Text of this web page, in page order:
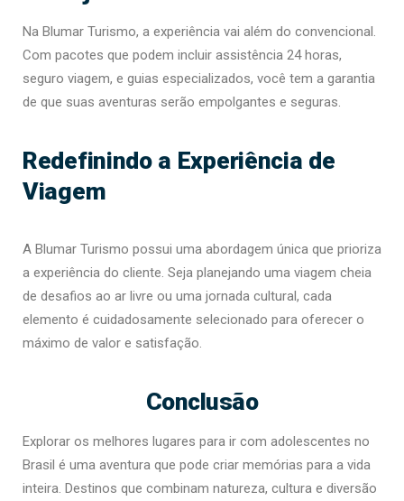
Na Blumar Turismo, a experiência vai além do convencional.
Com pacotes que podem incluir assistência 24 horas,
seguro viagem, e guias especializados, você tem a garantia
de que suas aventuras serão empolgantes e seguras.
Redefinindo a Experiência de
Viagem
A Blumar Turismo possui uma abordagem única que prioriza
a experiência do cliente. Seja planejando uma viagem cheia
de desafios ao ar livre ou uma jornada cultural, cada
elemento é cuidadosamente selecionado para oferecer o
máximo de valor e satisfação.
Conclusão
Explorar os melhores lugares para ir com adolescentes no
Brasil é uma aventura que pode criar memórias para a vida
inteira. Destinos que combinam natureza, cultura e diversão